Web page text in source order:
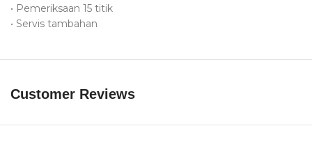
• Pemeriksaan 15 titik
• Servis tambahan
Customer Reviews